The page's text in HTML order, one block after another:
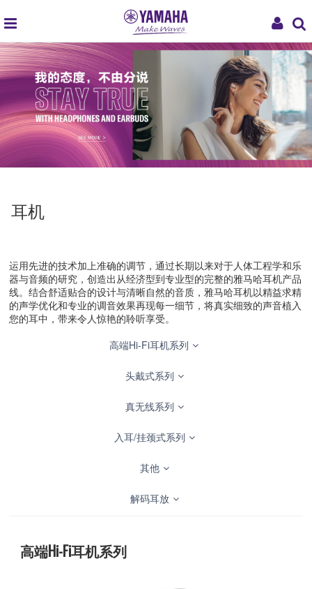
My
global
navigation
耳机
运用先进的技术加上准确的调节，通过长期以来对于人体工程学和乐
器与音频的研究，创造出从经济型到专业型的完整的雅马哈耳机产品
线。结合舒适贴合的设计与清晰自然的音质，雅马哈耳机以精益求精
的声学优化和专业的调音效果再现每一细节，将真实细致的声音植入
您的耳中，带来令人惊艳的聆听享受。
高端Hi-Fi耳机系列
头戴式系列
真无线系列
入耳/挂颈式系列
其他
解码耳放
高端Hi-Fi耳机系列